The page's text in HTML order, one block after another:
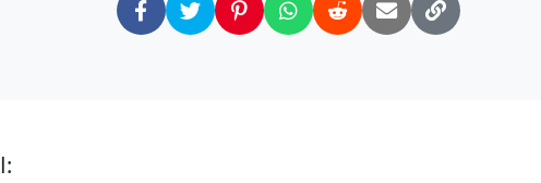
المزيد من خلفيات ستيتش مثل هذه: